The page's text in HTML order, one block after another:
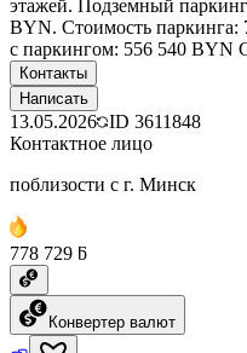
этажей. Подземный
BYN. Стоимость
с паркингом: 556 540 BYN
Контакты
Написать
13.05.2026 ID 3611848
Контактное лицо
поблизости с г. Минск
778 729 ƃ
Конвертер валют